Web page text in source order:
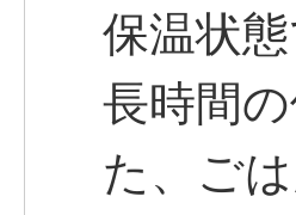
保温状
長時間
た、ご